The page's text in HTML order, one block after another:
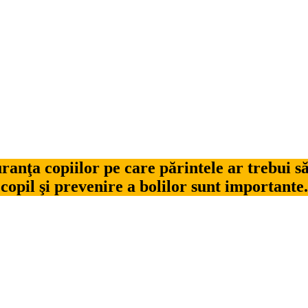
copiilor pe care părintele ar trebui
copil şi prevenire a bolilor sunt importante.